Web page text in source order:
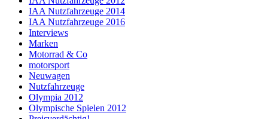
IAA Nutzfahrzeuge 2014
IAA Nutzfahrzeuge 2016
Interviews
Marken
Motorrad & Co
motorsport
Neuwagen
Nutzfahrzeuge
Olympia 2012
Olympische Spielen 2012